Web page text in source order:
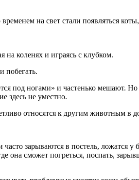
на свет стали появляться
коленях и играясь с клубком.
побегать.
под ногами» и частенько мешают. Но
здесь не уместно.
относятся к другим животным в
зарываются в постель, ложатся у
сможет погреться, поспать,